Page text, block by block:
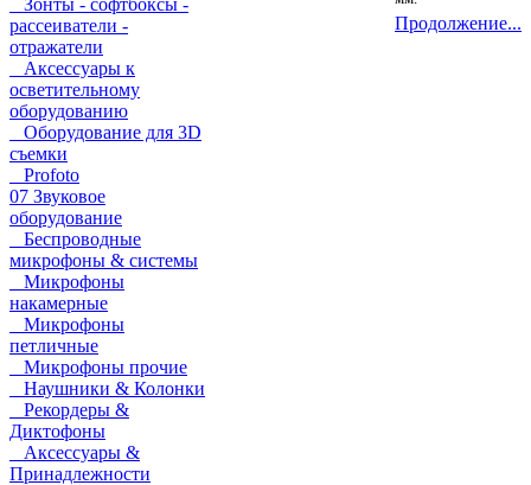
Зонты - софтбоксы -
рассеиватели -
отражатели
Аксессуары к
осветительному
оборудованию
Оборудование для 3D
съемки
Profoto
07 Звуковое
оборудование
Беспроводные
микрофоны & системы
Микрофоны
накамерные
Микрофоны
петличные
Микрофоны прочие
Наушники & Колонки
Рекордеры &
Диктофоны
Аксессуары &
Принадлежности
Продолжение...